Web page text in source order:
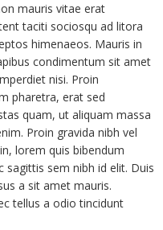
mauris vitae erat
taciti sociosqu ad litora
himenaeos. Mauris in
condimentum sit amet
nisi. Proin
pharetra, erat sed
quam, ut aliquam massa
Proin gravida nibh vel
lorem quis bibendum
sagittis sem nibh id elit. Duis
a sit amet mauris.
tellus a odio tincidunt